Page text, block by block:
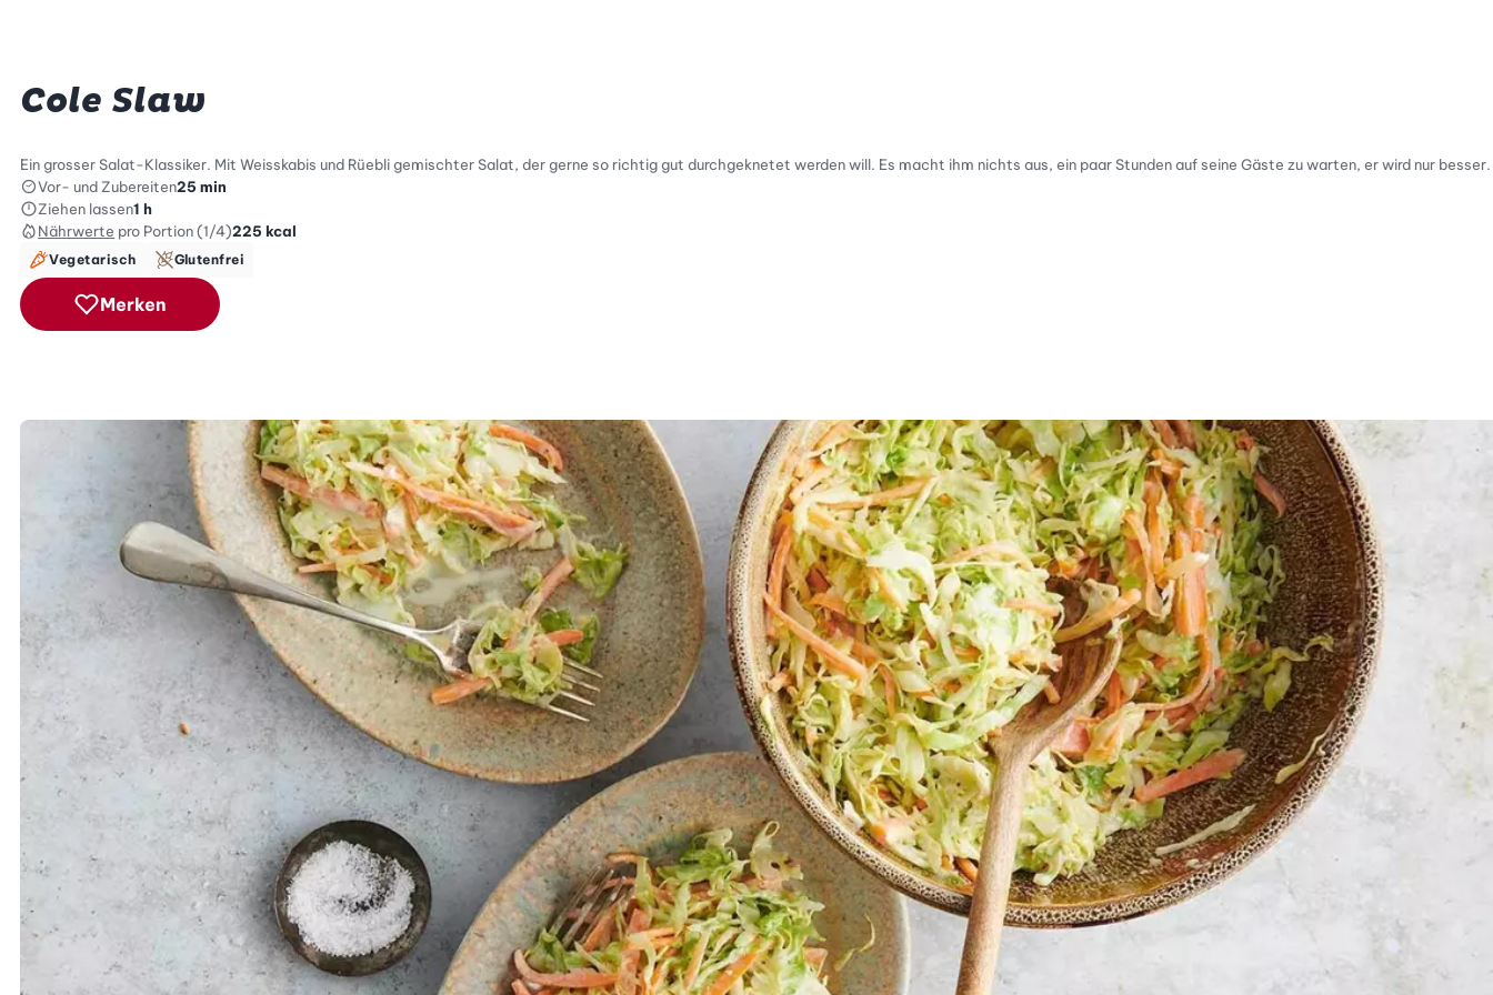
Cole Slaw
Ein grosser Salat-Klassiker. Mit Weisskabis und Rüebli gemischter Salat, der gerne so richtig gut durchgeknetet werden will. Es macht ihm nichts aus, ein paar Stunden auf seine Gäste zu warten, er wird nur besser.
Vor- und Zubereiten25 min
Ziehen lassen1 h
Nährwerte pro Portion (1/4)225 kcal
Vegetarisch Glutenfrei
Merken